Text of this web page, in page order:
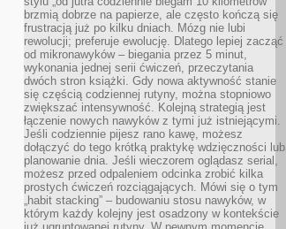
brzmią dobrze na papierze, ale często kończą się
frustracją już po kilku dniach. Mózg nie lubi
rewolucji; preferuje ewolucję. Dlatego lepiej zacząć
od mikronawyków – biegania przez 5 minut,
wykonania jednej serii ćwiczeń, przeczytania
dwóch stron książki. Gdy nowa aktywność stanie
się częścią codziennej rutyny, można stopniowo
zwiększać intensywność. Kolejną strategią jest
łączenie nowych nawyków z tymi już istniejącymi.
Jeśli codziennie pijesz rano kawę, możesz
dołączyć do tego krótką praktykę wdzięczności lub
planowanie dnia. Jeśli wieczorem oglądasz serial,
możesz przed odpaleniem odcinka zrobić kilka
prostych ćwiczeń rozciągających. Mówi się o tym
„habit stacking” – budowaniu stosu nawyków, w
którym każdy kolejny jest osadzony w kontekście